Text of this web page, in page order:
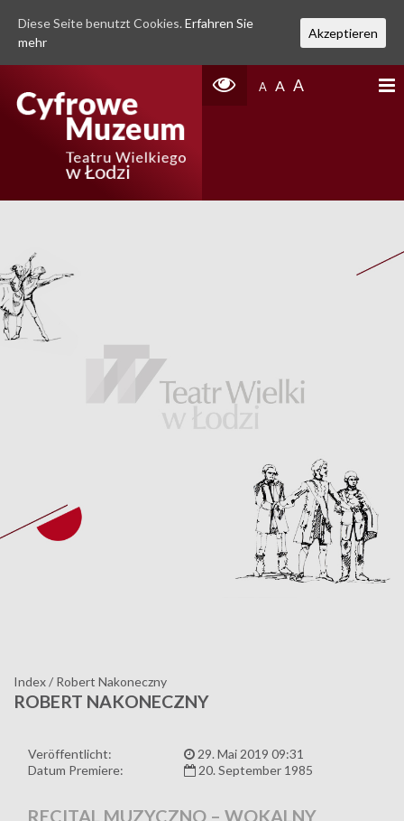
A A A
Index/ Robert Nakoneczny
ROBERT NAKONECZNY
Veröffentlicht:
29. Mai 2019 09:31
Datum Premiere:
20. September 1985
RECITAL MUZYCZNO – WOKALNY
Diese Seite benutzt Cookies. Erfahren Sie
mehr
Akzeptieren